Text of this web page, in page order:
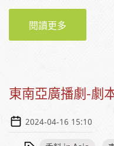
閱讀更多
歡迎收聽！
東南亞廣播劇-劇
2024-04-16 15:10